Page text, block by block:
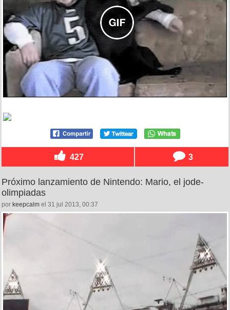
427 3
Próximo lanzamiento de Nintendo: Mario, el jode-
olimpiadas
por keepcalm el 31 jul 2013, 00:37